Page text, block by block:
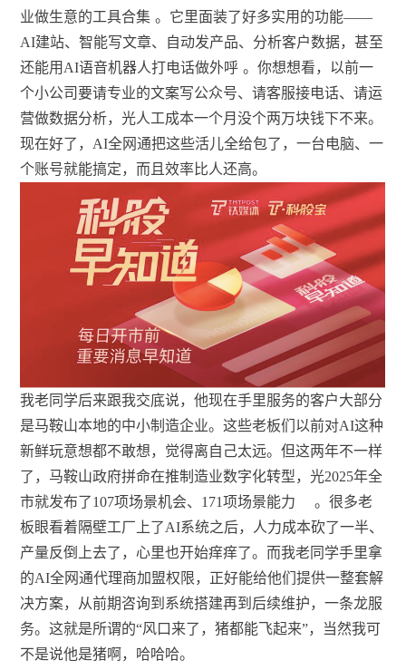
业做生意的工具合集 。它里面装了好多实用的功能——
AI建站、智能写文章、自动发产品、分析客户数据，甚至
还能用AI语音机器人打电话做外呼 。你想想看，以前一
个小公司要请专业的文案写公众号、请客服接电话、请运
营做数据分析，光人工成本一个月没个两万块钱下不来。
现在好了，AI全网通把这些活儿全给包了，一台电脑、一
个账号就能搞定，而且效率比人还高。
我老同学后来跟我交底说，他现在手里服务的客户大部分
是马鞍山本地的中小制造企业。这些老板们以前对AI这种
新鲜玩意想都不敢想，觉得离自己太远。但这两年不一样
了，马鞍山政府拼命在推制造业数字化转型，光2025年全
市就发布了107项场景机会、171项场景能力
。很多老
板眼看着隔壁工厂上了AI系统之后，人力成本砍了一半、
产量反倒上去了，心里也开始痒痒了。而我老同学手里拿
的AI全网通代理商加盟权限，正好能给他们提供一整套解
决方案，从前期咨询到系统搭建再到后续维护，一条龙服
务。这就是所谓的“风口来了，猪都能飞起来”，当然我可
不是说他是猪啊，哈哈哈。